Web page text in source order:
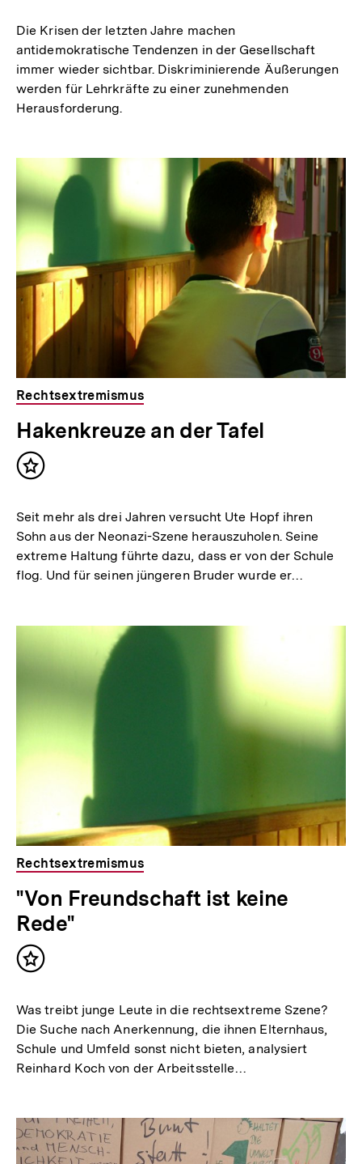
Die Krisen der letzten Jahre machen
antidemokratische Tendenzen in der Gesellschaft
immer wieder sichtbar. Diskriminierende Äußerungen
werden für Lehrkräfte zu einer zunehmenden
Herausforderung.
Rechtsextremismus
Hakenkreuze an der Tafel
Inhalt
Seit mehr als drei Jahren versucht Ute Hopf ihren
Sohn aus der Neonazi-Szene herauszuholen. Seine
extreme Haltung führte dazu, dass er von der Schule
flog. Und für seinen jüngeren Bruder wurde er…
Rechtsextremismus
"Von Freundschaft ist keine
Rede"
Inhalt
Was treibt junge Leute in die rechtsextreme Szene?
Die Suche nach Anerkennung, die ihnen Elternhaus,
Schule und Umfeld sonst nicht bieten, analysiert
Reinhard Koch von der Arbeitsstelle…